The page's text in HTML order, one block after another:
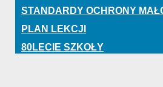
STANDARDY OCHRONY
PLAN LEKCJI
80LECIE SZKOŁY